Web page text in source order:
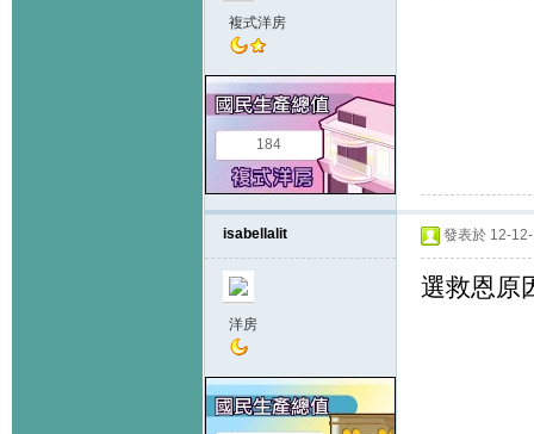
複式洋房
184
isabellalit
洋房
發表於 12-
選救恩原